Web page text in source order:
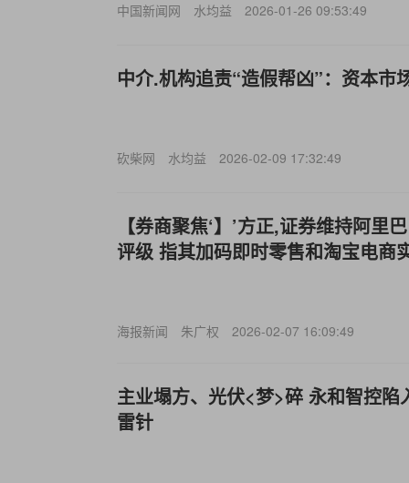
中国新闻网 水均益 2026-01-26 09:53:49
中介.机构追责“造假帮凶”：资本市
砍柴网 水均益 2026-02-09 17:32:49
【券商聚焦‘】’方正,证券维持阿里
评级 指其加码即时零售和淘宝电商
海报新闻 朱广权 2026-02-07 16:09:49
主业塌方、光伏<梦>碎 永和智控
雷针